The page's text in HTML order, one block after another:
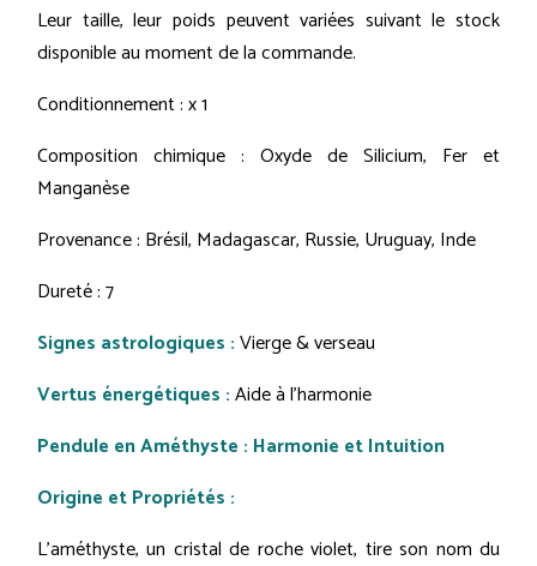
Leur taille, leur poids peuvent variées suivant le stock
disponible au moment de la commande.
Conditionnement : x 1
Composition chimique : Oxyde de Silicium, Fer et
Manganèse
Provenance : Brésil, Madagascar, Russie, Uruguay, Inde
Dureté : 7
Signes astrologiques :Vierge & verseau
Vertus énergétiques :Aide à l'harmonie
Pendule en Améthyste : Harmonie et Intuition
Origine et Propriétés :
L'améthyste, un cristal de roche violet, tire son nom du